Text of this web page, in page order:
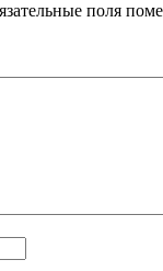
поля